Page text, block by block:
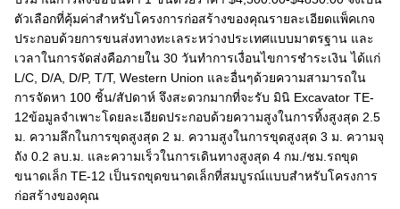
ตัวเลือกที่คุ้มค่าสำหรับโครงการก่อสร้างของคุณรายละเอียดแพ็คเกจ
ประกอบด้วยการขนส่งทางทะเลระหว่างประเทศแบบมาตรฐาน และ
เวลาในการจัดส่งคือภายใน 30 วันทำการเงื่อนไขการชำระเงิน ได้แก่
L/C, D/A, D/P, T/T, Western Union และอื่นๆด้วยความสามารถใน
การจัดหา 100 ชิ้น/สัปดาห์ จึงสะดวกมากที่จะรับ มินิ Excavator TE-
12ข้อมูลจำเพาะโดยละเอียดประกอบด้วยความสูงในการทิ้งสูงสุด 2.5
ม. ความลึกในการขุดสูงสุด 2 ม. ความสูงในการขุดสูงสุด 3 ม. ความจุ
ถัง 0.2 ลบ.ม. และความเร็วในการเดินทางสูงสุด 4 กม./ชม.รถขุด
ขนาดเล็ก TE-12 เป็นรถขุดขนาดเล็กที่สมบูรณ์แบบสำหรับโครงการ
ก่อสร้างของคุณ